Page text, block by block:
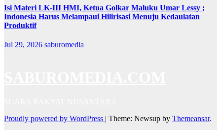
Isi Materi LK-III HMI, Ketua Golkar Maluku Umar Lessy ;
Indonesia Harus Melampaui Hilirisasi Menuju Kedaulatan
Produktif
Jul 29, 2026 saburomedia
Proudly powered by WordPress | Theme: Newsup by Themeansar.